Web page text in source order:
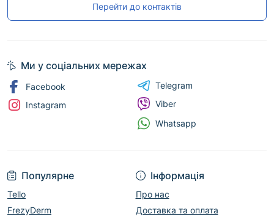
Перейти до контактів
Популярне
Tello
FrezyDerm
Інформація
Про нас
Доставка та оплата
Ми у соціальних мережах
Facebook
Instagram
Telegram
Viber
Whatsapp